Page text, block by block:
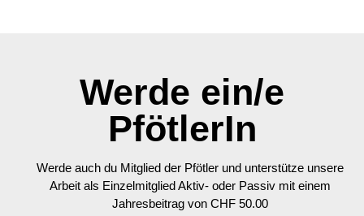
Werde ein/e
PfötlerIn
Werde auch du Mitglied der Pfötler und unterstütze unsere
Arbeit als Einzelmitglied Aktiv- oder Passiv mit einem
Jahresbeitrag von CHF 50.00